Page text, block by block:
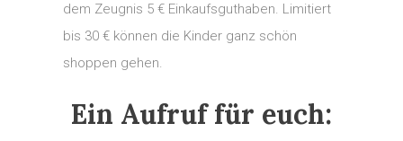
dem Zeugnis 5 € Einkaufsguthaben. Limitiert
bis 30 € können die Kinder ganz schön
shoppen gehen.
Ein Aufruf für euch: